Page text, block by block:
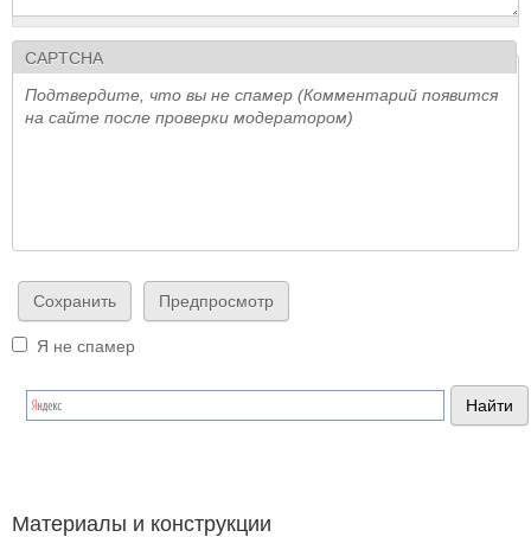
CAPTCHA
Подтвердите, что вы не спамер (Комментарий появится
на сайте после проверки модератором)
Я не спамер
Я спамер
Материалы и конструкции